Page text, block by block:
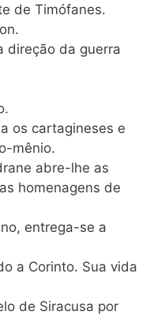
de Timófanes.
direção da guerra
os cartagineses e
mênio.
abre-lhe as
homenagens de
entrega-se a
a Corinto. Sua vida
de Siracusa por